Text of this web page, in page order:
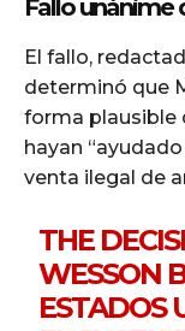
Fallo unánime
El fallo,
determinó que
forma plausible
hayan
venta ilegal de
THE
WESSON
ESTADOS